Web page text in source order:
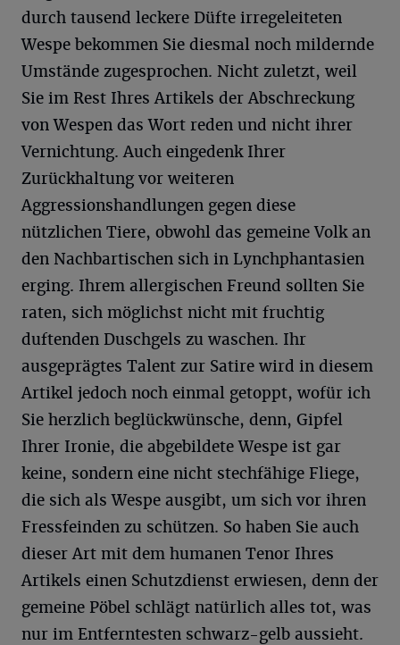
durch tausend leckere Düfte irregeleiteten
Wespe bekommen Sie diesmal noch mildernde
Umstände zugesprochen. Nicht zuletzt, weil
Sie im Rest Ihres Artikels der Abschreckung
von Wespen das Wort reden und nicht ihrer
Vernichtung. Auch eingedenk Ihrer
Zurückhaltung vor weiteren
Aggressionshandlungen gegen diese
nützlichen Tiere, obwohl das gemeine Volk an
den Nachbartischen sich in Lynchphantasien
erging. Ihrem allergischen Freund sollten Sie
raten, sich möglichst nicht mit fruchtig
duftenden Duschgels zu waschen. Ihr
ausgeprägtes Talent zur Satire wird in diesem
Artikel jedoch noch einmal getoppt, wofür ich
Sie herzlich beglückwünsche, denn, Gipfel
Ihrer Ironie, die abgebildete Wespe ist gar
keine, sondern eine nicht stechfähige Fliege,
die sich als Wespe ausgibt, um sich vor ihren
Fressfeinden zu schützen. So haben Sie auch
dieser Art mit dem humanen Tenor Ihres
Artikels einen Schutzdienst erwiesen, denn der
gemeine Pöbel schlägt natürlich alles tot, was
nur im Entferntesten schwarz-gelb aussieht.